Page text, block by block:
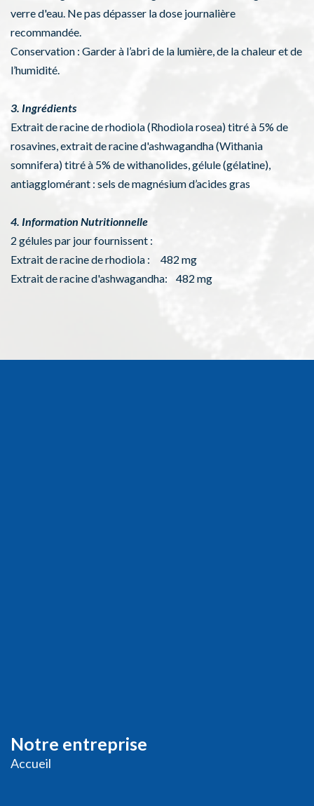
verre d'eau. Ne pas dépasser la dose journalière
recommandée.
Conservation : Garder à l’abri de la lumière, de la chaleur et de
l’humidité.
3. Ingrédients
Extrait de racine de rhodiola (Rhodiola rosea) titré à 5% de
rosavines, extrait de racine d'ashwagandha (Withania
somnifera) titré à 5% de withanolides, gélule (gélatine),
antiagglomérant : sels de magnésium d’acides gras
4. Information Nutritionnelle
2 gélules par jour fournissent :
Extrait de racine de rhodiola : 482 mg
Extrait de racine d'ashwagandha: 482 mg
Notre entreprise
Accueil